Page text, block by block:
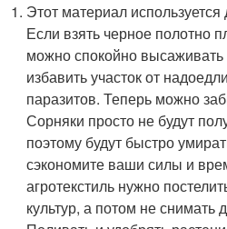
Этот материал
Если взять черное полотно
можно спокойно высаживать
избавить участок от
паразитов. Теперь можно
Сорняки просто не будут
поэтому будут быстро
сэкономите ваши силы и
агротекстиль нужно
культур, а потом не снимать